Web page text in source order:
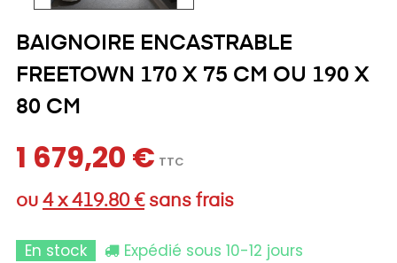
BAIGNOIRE ENCASTRABLE
FREETOWN 170 X 75 CM OU 190 X
80 CM
1 679,20 € TTC
ou 4 x 419.80 €sans frais
En stock Expédié sous 10-12 jours